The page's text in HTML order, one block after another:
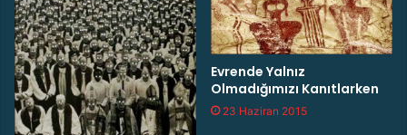
U
Ş
U
M
U
Evrende Yalnız
Olmadığımızı Kanıtlarken
23 Haziran 2015